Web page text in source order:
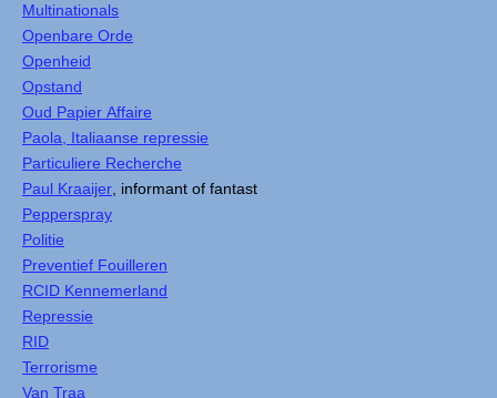
Multinationals
Openbare Orde
Openheid
Opstand
Oud Papier Affaire
Paola, Italiaanse repressie
Particuliere Recherche
Paul Kraaijer , informant of fantast
Pepperspray
Politie
Preventief Fouilleren
RCID Kennemerland
Repressie
RID
Terrorisme
Van Traa